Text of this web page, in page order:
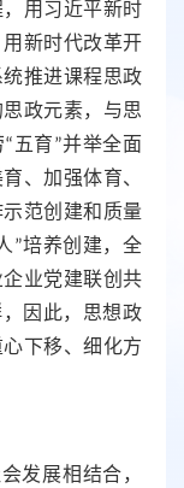
用习近平新时
新时代改革开
推进课程思政
政元素，与思
五育”并举全面
、加强体育、
范创建和质量
”培养创建，全
业党建联创共
因此，思想政
下移、细化方
发展相结合，